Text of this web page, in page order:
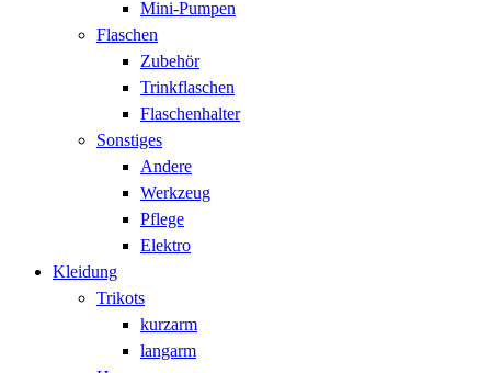
Mini-Pumpen
Flaschen
Zubehör
Trinkflaschen
Flaschenhalter
Sonstiges
Andere
Werkzeug
Pflege
Elektro
Kleidung
Trikots
kurzarm
langarm